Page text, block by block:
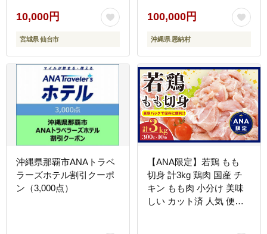
10,000円
宮城県 仙台市
100,000円
沖縄県 恩納村
沖縄県那覇市ANAトラベ
ラーズホテル割引クーポ
ン（3,000点）
【ANA限定】若鶏 もも
切身 計3kg 鶏肉 国産 チ
キン もも肉 小分け 美味
しい カット済 人気 便利